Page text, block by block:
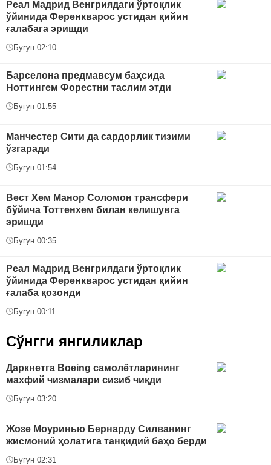
Реал Мадрид Венгриядаги ўртоқлик
ўйинида Ференкварос устидан қийин
ғалабага эришди
Бугун 02:10
Барселона предмавсум баҳсида
Ноттингем Форестни таслим этди
Бугун 01:55
Манчестер Сити да сардорлик тизими
ўзгаради
Бугун 01:54
Вест Хем Манор Соломон трансфери
бўйича Тоттенхем билан келишувга
эришди
Бугун 00:35
Реал Мадрид Венгриядаги ўртоқлик
ўйинида Ференкварос устидан қийин
ғалаба қозонди
Бугун 00:11
Сўнгги янгиликлар
Даркнетга Boeing самолётларининг
махфий чизмалари сизиб чиқди
Бугун 03:20
Жозе Моуринью Бернарду Силванинг
жисмоний ҳолатига танқидий баҳо берди
Бугун 02:31